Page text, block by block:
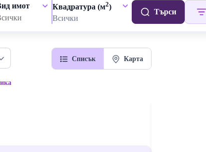
имот
Квадратура (м2)
Всички
Търси
Списък Карта